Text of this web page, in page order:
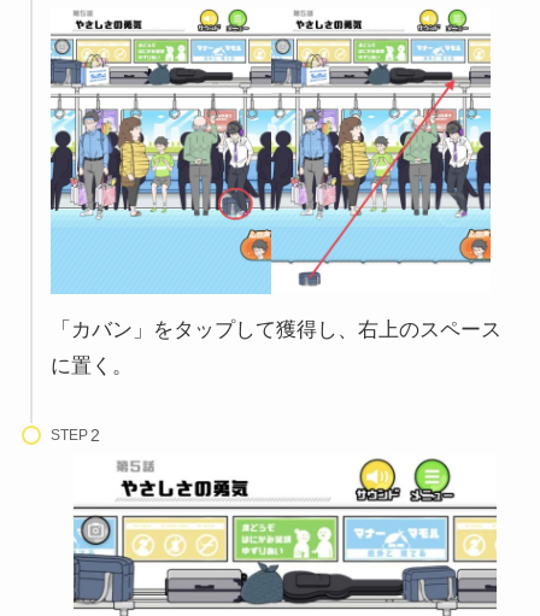
「カバン」をタップして獲得し、右上のスペース
に置く。
STEP